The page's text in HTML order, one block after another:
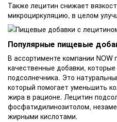
Также лецитин снижает
микроциркуляцию, в целом
Популярные пищевые
В ассортименте компании NOW
качественные добавки,
подсолнечника. Это
который помогает уменьшить
жира в рационе. Лецитин
фосфатидилинозитолом,
жирными кислотами.